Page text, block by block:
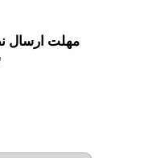
مهلت ارسال